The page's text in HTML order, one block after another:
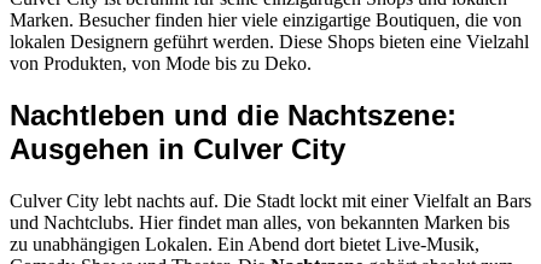
Marken. Besucher finden hier viele einzigartige Boutiquen, die von
lokalen Designern geführt werden. Diese Shops bieten eine Vielzahl
von Produkten, von Mode bis zu Deko.
Nachtleben und die Nachtszene:
Ausgehen in Culver City
Culver City lebt nachts auf. Die Stadt lockt mit einer Vielfalt an Bars
und Nachtclubs. Hier findet man alles, von bekannten Marken bis
zu unabhängigen Lokalen. Ein Abend dort bietet Live-Musik,